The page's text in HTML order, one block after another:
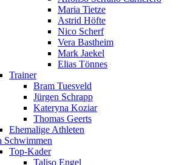
Maria Tietze
Astrid Höfte
Nico Scherf
Vera Bastheim
Mark Jaekel
Elias Tönnes
Trainer
Bram Tuesveld
Jürgen Schrapp
Kateryna Koziar
Thomas Geerts
Ehemalige Athleten
Schwimmen
Top-Kader
Taliso Engel